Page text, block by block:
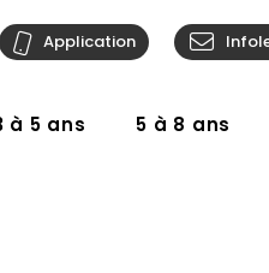
à 5 ans 5 à 8 ans
Application